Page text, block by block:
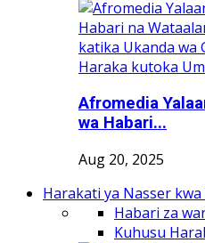
Afromedia
wa Habari...
Aug 20, 2025
Harakati ya Nasser kwa
Habari za
Kuhusu